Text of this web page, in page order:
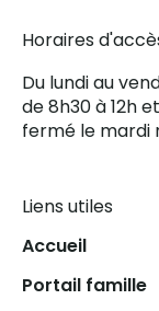
Horaires
Du lundi au
de 8h30 à 12h
fermé le mardi
Liens utiles
Accueil
Portail famille